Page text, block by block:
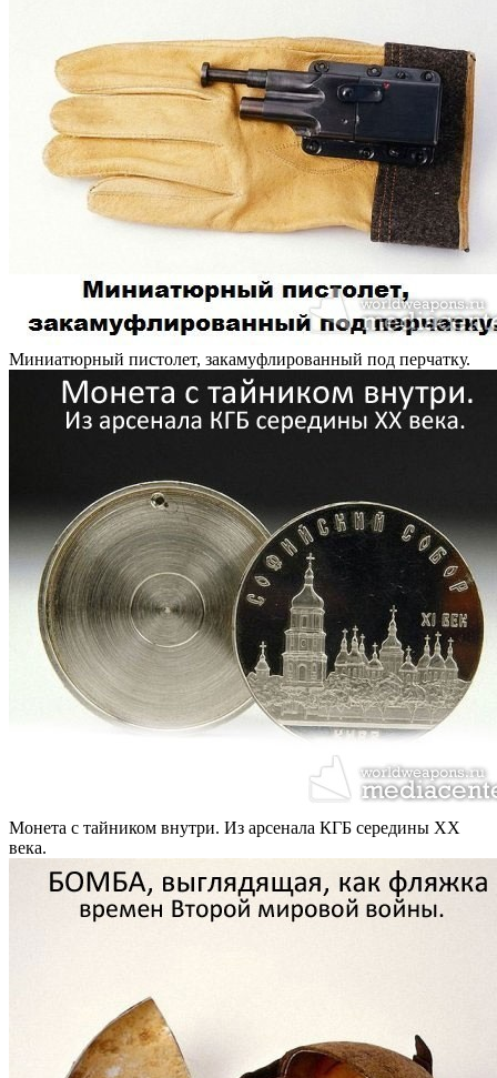
Миниатюрный пистолет, закамуфлированный под перчатку.
Монета с тайником внутри. Из арсенала КГБ середины XX
века.